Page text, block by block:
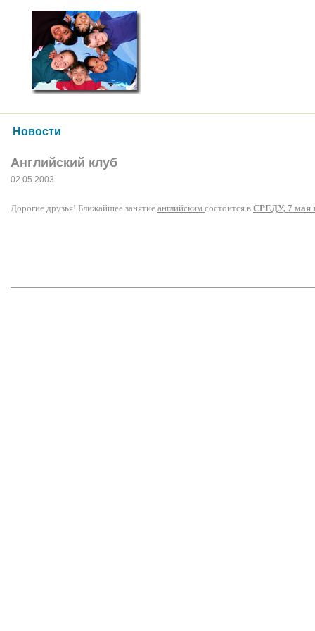
Новости
Английский клуб
02.05.2003
Дорогие друзья! Ближайшее занятие английским состоится в СРЕДУ, 7 мая